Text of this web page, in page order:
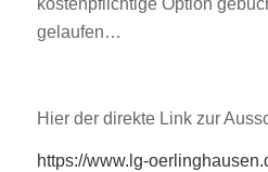
kostenpflichtige Option
gelaufen…
Hier der direkte Link zur
https://www.lg-